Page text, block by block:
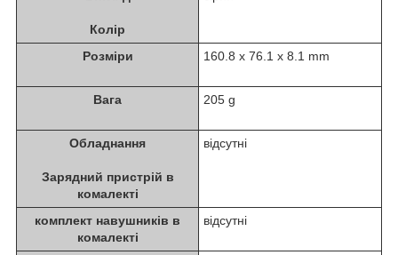
Колір
Розміри 160.8 x 76.1 x 8.1 mm
Вага 205 g
Обладнання
Зарядний пристрій в
комалекті
відсутні
комплект навушників в
комалекті
відсутні